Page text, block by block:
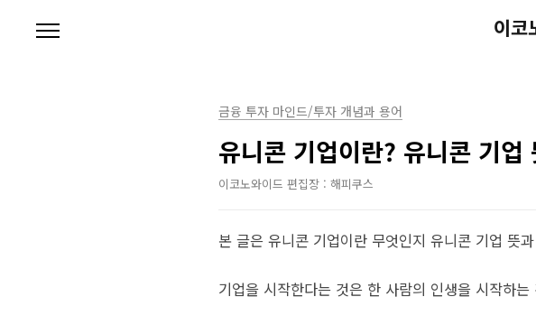
이
금융 투자 마인드/투자 개념과 용어
유니콘 기업이란? 유니콘 기
이코노와이드 편집장 : 해피쿠스
본 글은 유니콘 기업이란 무엇인지 유니콘 기업 뜻
기업을 시작한다는 것은 한 사람의 인생을 시작하